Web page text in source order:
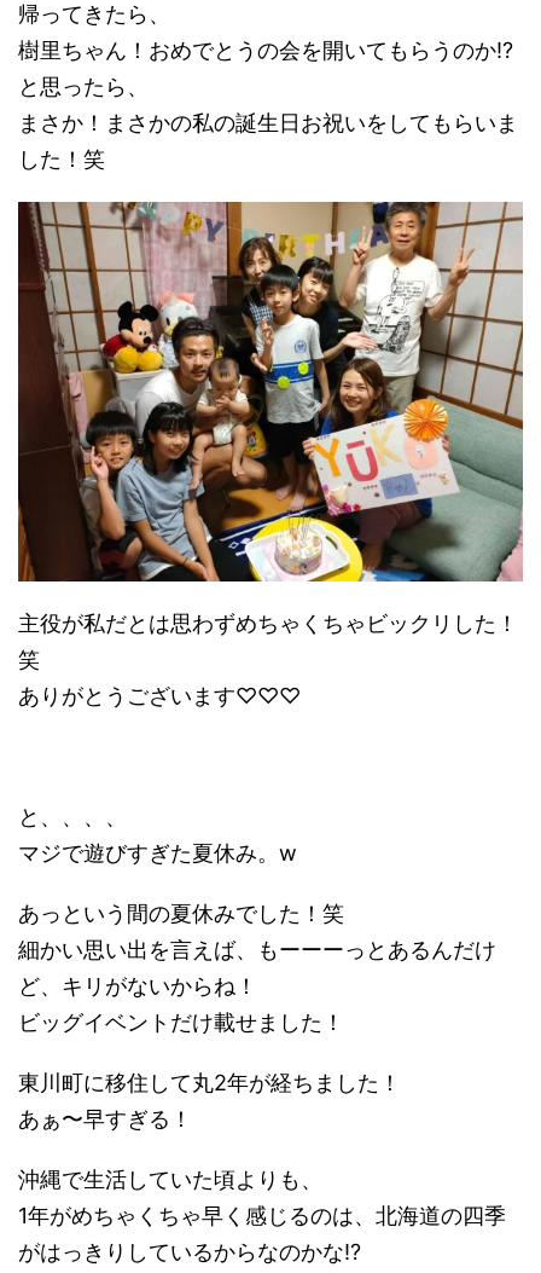
帰ってきたら、
樹里ちゃん！おめでとうの会を開いてもらうのか!?
と思ったら、
まさか！まさかの私の誕生日お祝いをしてもらいま
した！笑
主役が私だとは思わずめちゃくちゃビックリした！
笑
ありがとうございます♡♡♡
と、、、、
マジで遊びすぎた夏休み。w
あっという間の夏休みでした！笑
細かい思い出を言えば、もーーーっとあるんだけ
ど、キリがないからね！
ビッグイベントだけ載せました！
東川町に移住して丸2年が経ちました！
あぁ〜早すぎる！
沖縄で生活していた頃よりも、
1年がめちゃくちゃ早く感じるのは、北海道の四季
がはっきりしているからなのかな!?